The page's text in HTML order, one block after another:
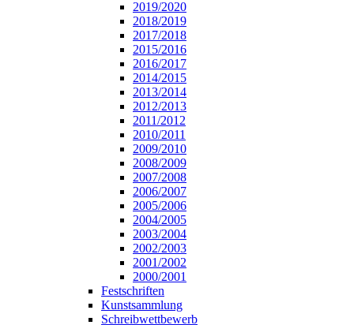
2019/2020
2018/2019
2017/2018
2015/2016
2016/2017
2014/2015
2013/2014
2012/2013
2011/2012
2010/2011
2009/2010
2008/2009
2007/2008
2006/2007
2005/2006
2004/2005
2003/2004
2002/2003
2001/2002
2000/2001
Festschriften
Kunstsammlung
Schreibwettbewerb